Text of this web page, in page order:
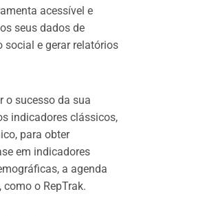
acessível e
seus dados de
social e gerar relatórios
o sucesso da sua
indicadores clássicos,
para obter
em indicadores
a agenda
o RepTrak.